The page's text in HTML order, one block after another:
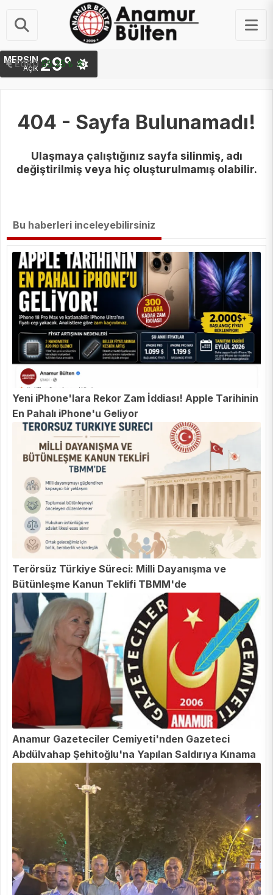
EURO 55.25 ₺
STERLIN 64.48 ₺
MERSIN
Açık 29°
404 - Sayfa Bulunamadı!
Ulaşmaya çalıştığınız sayfa silinmiş, adı
değiştirilmiş veya hiç oluşturulmamış olabilir.
Bu haberleri inceleyebilirsiniz
Yeni iPhone'lara Rekor Zam İddiası! Apple Tarihinin
En Pahalı iPhone'u Geliyor
Terörsüz Türkiye Süreci: Milli Dayanışma ve
Bütünleşme Kanun Teklifi TBMM'de
Anamur Gazeteciler Cemiyeti'nden Gazeteci
Abdülvahap Şehitoğlu'na Yapılan Saldırıya Kınama